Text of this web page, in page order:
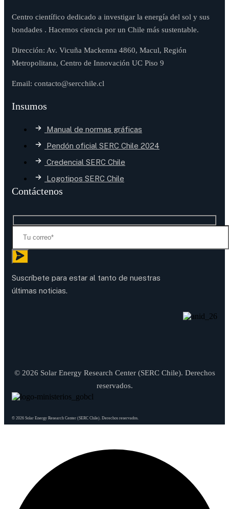
Centro científico dedicado a investigar la energía del sol y sus
bondades . Hacemos ciencia por un Chile más sustentable.
Dirección: Av. Vicuña Mackenna 4860, Macul, Región
Metropolitana, Centro de Innovación UC Piso 9
Email: contacto@sercchile.cl
Insumos
Manual de normas gráficas
Pendón oficial SERC Chile 2024
Credencial SERC Chile
Logotipos SERC Chile
Contáctenos
Suscríbete para estar al tanto de nuestras
últimas noticias.
© 2026 Solar Energy Research Center (SERC Chile). Derechos
reservados.
© 2026 Solar Energy Research Center (SERC Chile). Derechos reservados.